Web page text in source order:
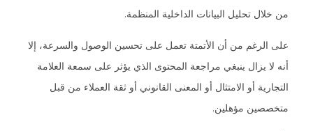
من خلال تحليل البيانات الداخلية المنظمة.
على الرغم من أن الأتمتة تعمل على تحسين الوصول والسرعة، إلا
أنه لا يزال ينبغي مراجعة المحتوى الذي يؤثر على سمعة العلامة
التجارية أو الامتثال أو المعنى القانوني أو ثقة العملاء من قبل
متخصصين مؤهلين.